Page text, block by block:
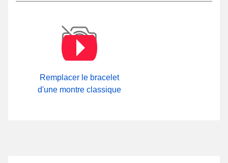
Remplacer le bracelet
d'une montre classique